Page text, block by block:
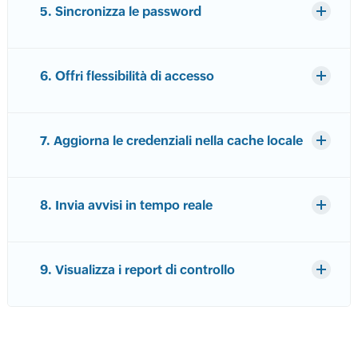
5. Sincronizza le password
6. Offri flessibilità di accesso
7. Aggiorna le credenziali nella cache locale
8. Invia avvisi in tempo reale
9. Visualizza i report di controllo